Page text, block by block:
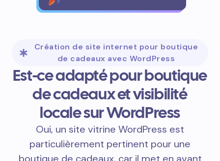
Création de site internet pour boutique
de cadeaux avec WordPress
Est-ce adapté pour boutique
de cadeaux et visibilité
locale sur WordPress
Oui, un site vitrine WordPress est
particulièrement pertinent pour une
boutique de cadeaux, car il met en avant